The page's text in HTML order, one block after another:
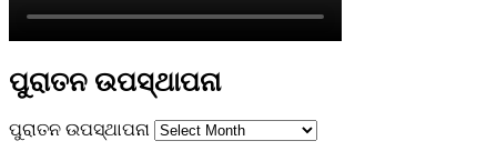
ପୁରାତନ ଉପସ୍ଥାପନା
ପୁରାତନ ଉପସ୍ଥାପନା